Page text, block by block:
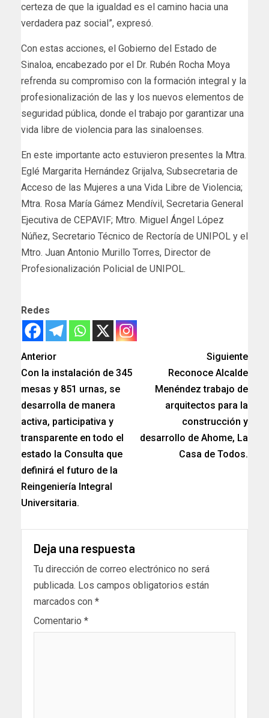
certeza de que la igualdad es el camino hacia una
verdadera paz social”, expresó.
Con estas acciones, el Gobierno del Estado de
Sinaloa, encabezado por el Dr. Rubén Rocha Moya
refrenda su compromiso con la formación integral y la
profesionalización de las y los nuevos elementos de
seguridad pública, donde el trabajo por garantizar una
vida libre de violencia para las sinaloenses.
En este importante acto estuvieron presentes la Mtra.
Eglé Margarita Hernández Grijalva, Subsecretaria de
Acceso de las Mujeres a una Vida Libre de Violencia;
Mtra. Rosa María Gámez Mendívil, Secretaria General
Ejecutiva de CEPAVIF; Mtro. Miguel Ángel López
Núñez, Secretario Técnico de Rectoría de UNIPOL y el
Mtro. Juan Antonio Murillo Torres, Director de
Profesionalización Policial de UNIPOL.
Redes
Anterior
Con la instalación de 345
mesas y 851 urnas, se
desarrolla de manera
activa, participativa y
transparente en todo el
estado la Consulta que
definirá el futuro de la
Reingeniería Integral
Universitaria.
Siguiente
Reconoce Alcalde
Menéndez trabajo de
arquitectos para la
construcción y
desarrollo de Ahome, La
Casa de Todos.
Deja una respuesta
Tu dirección de correo electrónico no será
publicada. Los campos obligatorios están
marcados con *
Comentario *